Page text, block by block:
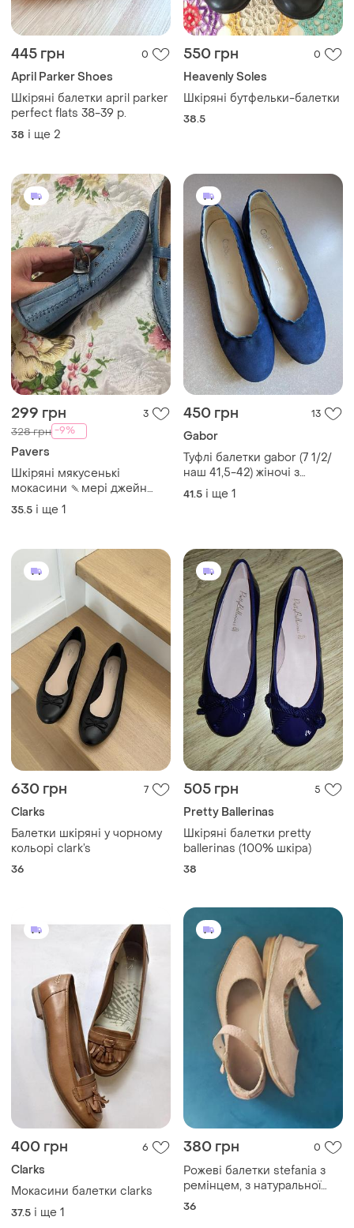
445 грн 0
April Parker Shoes
Шкіряні балетки april parker
perfect flats 38-39 р.
38 і ще 2
550 грн 0
​Heavenly Soles
Шкіряні бутфельки-балетки
38.5
299 грн 3
328 грн -9%
Pavers
Шкіряні мякусенькі
мокасини 🍡мері джейн
ортопедичні р 36/22 см
35.5 і ще 1
450 грн 13
Gabor
Туфлі балетки gabor (7 1/2/
наш 41,5-42) жіночі з
натуральної замші та шкіри
темносині
41.5 і ще 1
630 грн 7
Clarks
Балетки шкіряні у чорному
кольорі clark’s
36
505 грн 5
Pretty Ballerinas
Шкіряні балетки pretty
ballerinas (100% шкіра)
38
400 грн 6
Clarks
Мокасини балетки clarks
37.5 і ще 1
380 грн 0
Рожеві балетки stefania з
ремінцем, з натуральної
шкіри, на якій вибиті
36